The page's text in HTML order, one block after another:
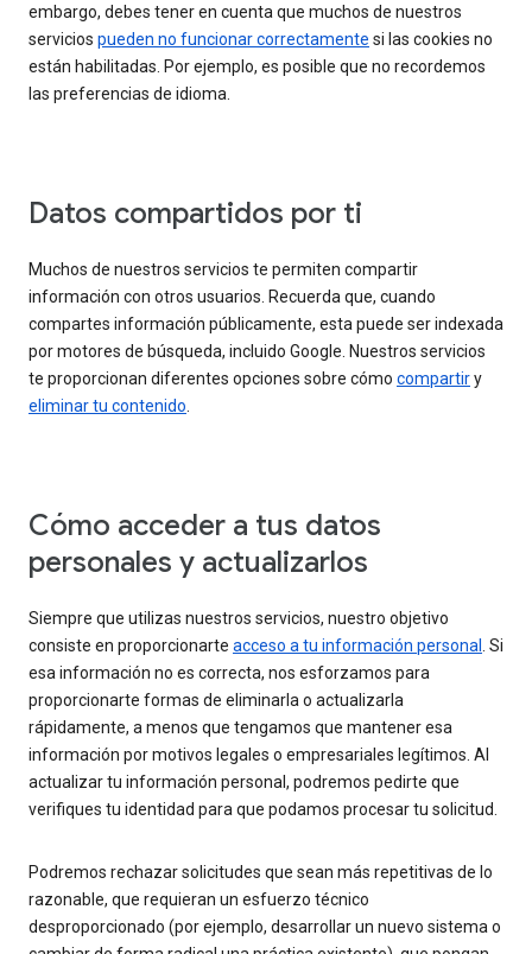
embargo, debes tener en cuenta que muchos de nuestros
servicios pueden no funcionar correctamente si las cookies no
están habilitadas. Por ejemplo, es posible que no recordemos
las preferencias de idioma.
Datos compartidos por ti
Muchos de nuestros servicios te permiten compartir
información con otros usuarios. Recuerda que, cuando
compartes información públicamente, esta puede ser indexada
por motores de búsqueda, incluido Google. Nuestros servicios
te proporcionan diferentes opciones sobre cómo compartiry
eliminar tu contenido.
Cómo acceder a tus datos
personales y actualizarlos
Siempre que utilizas nuestros servicios, nuestro objetivo
consiste en proporcionarte acceso a tu información personal. Si
esa información no es correcta, nos esforzamos para
proporcionarte formas de eliminarla o actualizarla
rápidamente, a menos que tengamos que mantener esa
información por motivos legales o empresariales legítimos. Al
actualizar tu información personal, podremos pedirte que
verifiques tu identidad para que podamos procesar tu solicitud.
Podremos rechazar solicitudes que sean más repetitivas de lo
razonable, que requieran un esfuerzo técnico
desproporcionado (por ejemplo, desarrollar un nuevo sistema o